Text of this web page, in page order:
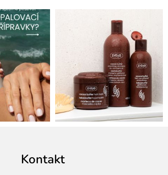
Kontakt